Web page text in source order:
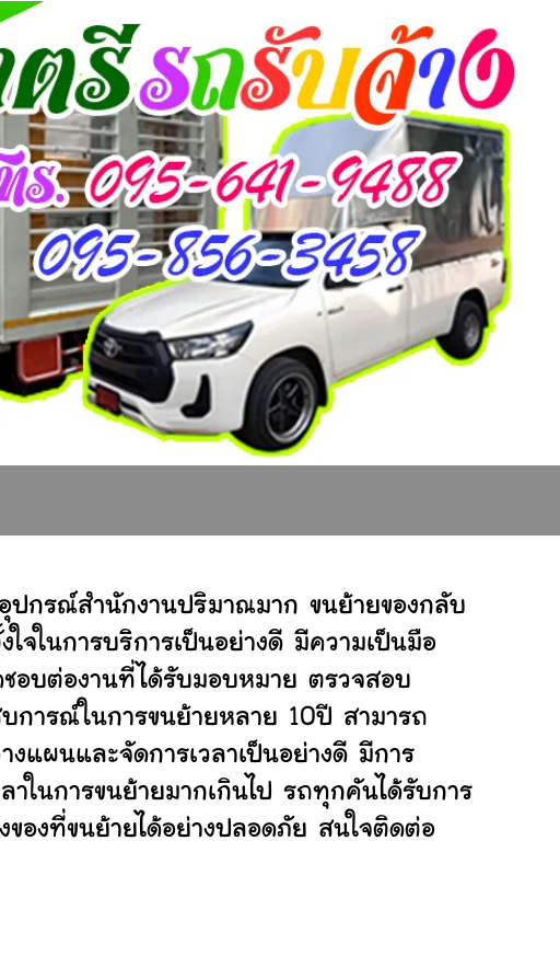
ปกรณ์สำนักงานปริมาณมาก ขนย้ายของกลับ
จในการบริการเป็นอย่างดี มีความเป็นมือ
ชอบต่องานที่ได้รับมอบหมาย ตรวจสอบ
การณ์ในการขนย้ายหลาย 10ปี สามารถ
งแผนและจัดการเวลาเป็นอย่างดี มีการ
าในการขนย้ายมากเกินไป รถทุกคันได้รับการ
องที่ขนย้ายได้อย่างปลอดภัย สนใจติดต่อ